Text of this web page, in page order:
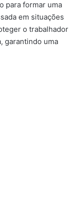
para formar uma
em situações
o trabalhador
garantindo uma